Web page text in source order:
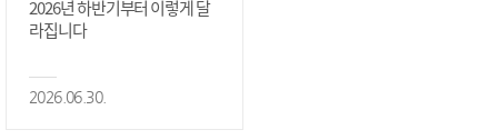
2026년 하반기부터 이렇게 달
라집니다
2026.06.30.